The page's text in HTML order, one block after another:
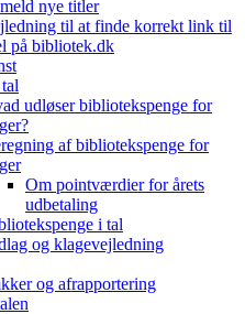
nye titler
til at finde korrekt link til
på bibliotek.dk
udløser bibliotekspenge for
af bibliotekspenge for
Om pointværdier for årets
udbetaling
i tal
og klagevejledning
og afrapportering